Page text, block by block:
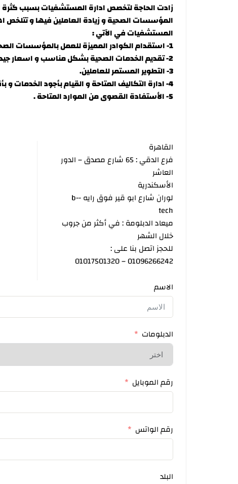
زادت الحاجة لتخصص ادارة المستشفيات بسبب كثرة
المؤسسات الصحية و زيادة العاملين فيها و تتلخص
المستشفيات في الآتي :
1- استقدام الكوادر المميزة للعمل بالمؤسسات الصحية .
2- تقديم الخدمات الصحية بشكل مناسب و اسعار جيدة .
3- التطوير المستمر للعاملين.
4- ادارة التكاليف المتاحة و القيام بأجود الخدمات و بأقل التكاليف الممكنه .
5- الأستفادة القصوى من الموارد المتاحة .
القاهرة
فرع الدقي : 65 شارع مصدق – الدور
العاشر
الأسكندرية
لوران شارع ابو قير فوق رايه -b-
tech
ميعاد الدبلومة : في أكثر من جروب
خلال الشهر
للحجز اتصل بنا على :
01096266242 – 01017501320
الاسم
الدبلومات
رقم الموبايل
رقم الواتس
البلد